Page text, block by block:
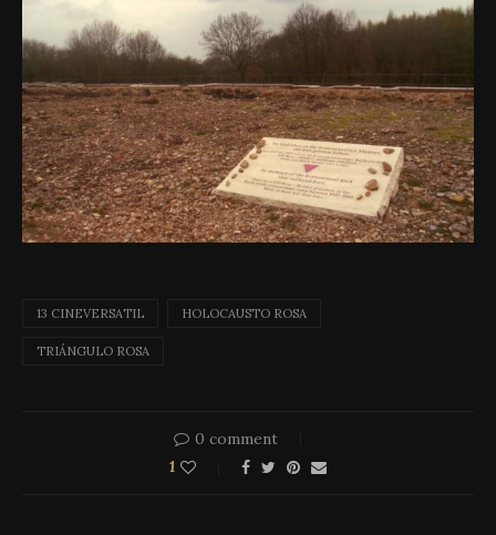
13 CINEVERSATIL HOLOCAUSTO ROSA
TRIÁNGULO ROSA
0 comment
1